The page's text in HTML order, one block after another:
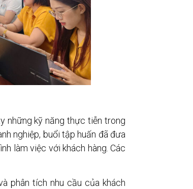
những kỹ năng thực tiễn trong
nghiệp, buổi tập huấn đã đưa
làm việc với khách hàng. Các
phân tích nhu cầu của khách